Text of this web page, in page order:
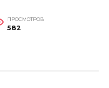
ПРОСМОТРОВ
582